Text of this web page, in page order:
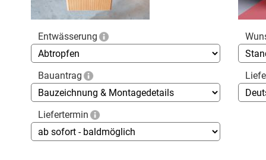
Entwässerung
Bauantrag
Liefertermin